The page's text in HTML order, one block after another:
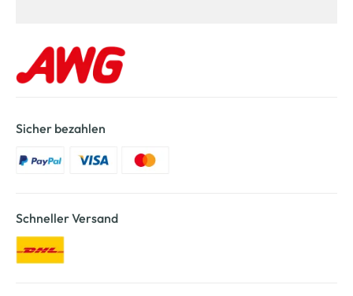
Sicher bezahlen
Schneller Versand